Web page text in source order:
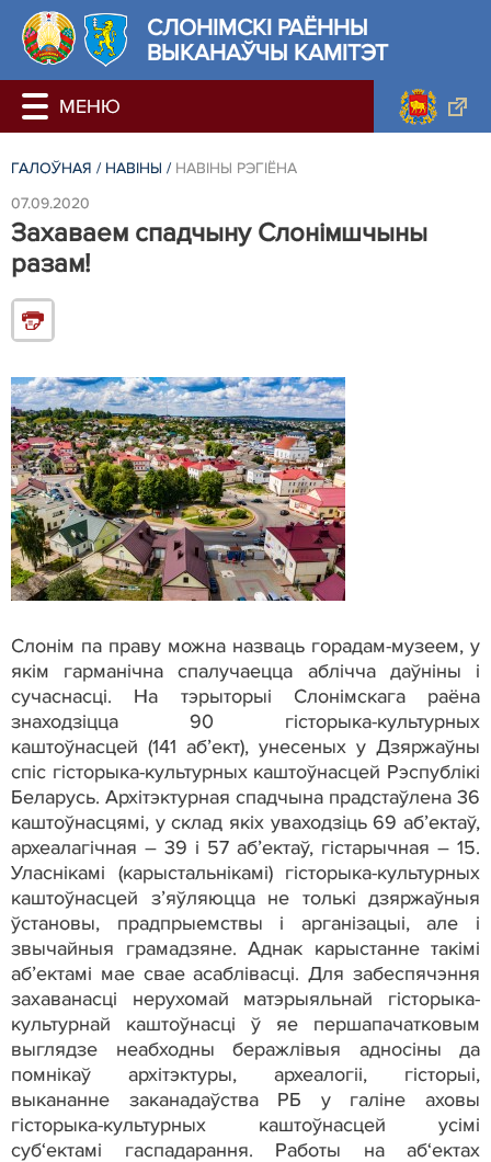
СЛОНIМСКI РАЁННЫ
ВЫКАНАЎЧЫ КАМІТЭТ
ГАЛОЎНАЯ / НАВIНЫ / НАВIНЫ РЭГIЁНА
07.09.2020
Захаваем спадчыну Слонімшчыны
разам!
Слонім па праву можна назваць горадам-музеем, у
якім гарманічна спалучаецца аблічча даўніны і
сучаснасці. На тэрыторыі Слонімскага раёна
знаходзіцца 90 гісторыка-культурных
каштоўнасцей (141 аб’ект), унесеных у Дзяржаўны
спіс гісторыка-культурных каштоўнасцей Рэспублікі
Беларусь. Архітэктурная спадчына прадстаўлена 36
каштоўнасцямі, у склад якіх уваходзіць 69 аб’ектаў,
археалагічная – 39 і 57 аб’ектаў, гістарычная – 15.
Уласнікамі (карыстальнікамі) гісторыка-культурных
каштоўнасцей з’яўляюцца не толькі дзяржаўныя
ўстановы, прадпрыемствы і арганізацыі, але і
звычайныя грамадзяне. Аднак карыстанне такімі
аб’ектамі мае свае асаблівасці. Для забеспячэння
захаванасці нерухомай матэрыяльнай гісторыка-
культурнай каштоўнасці ў яе першапачатковым
выглядзе неабходны беражлівыя адносіны да
помнікаў архітэктуры, археалогіі, гісторыі,
выкананне заканадаўства РБ у галіне аховы
гісторыка-культурных каштоўнасцей усімі
суб‘ектамі гаспадарання. Работы на аб‘ектах